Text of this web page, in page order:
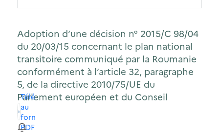
Adoption d’une décision n° 2015/C 98/04
du 20/03/15 concernant le plan national
transitoire communiqué par la Roumanie
conformément à l’article 32, paragraphe
5, de la directive 2010/75/UE du
Parlement européen et du Conseil
Télécharger
au
format
PDF